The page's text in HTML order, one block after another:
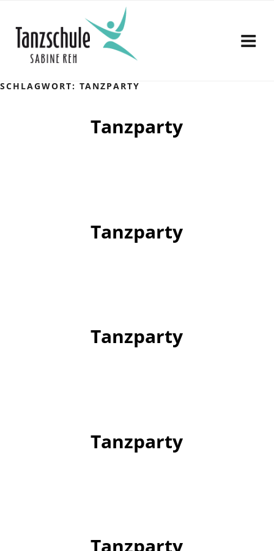
springen
SCHLAGWORT: TANZPARTY
Tanzparty
Tanzparty
Tanzparty
Tanzparty